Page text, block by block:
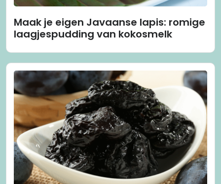
Maak je eigen Javaanse lapis: romige
laagjespudding van kokosmelk